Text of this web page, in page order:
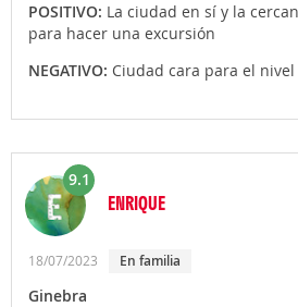
POSITIVO: La ciudad en sí y la
para hacer una excursión
NEGATIVO: Ciudad cara para el
9.1
ENRIQUE
18/07/2023 En familia
Ginebra